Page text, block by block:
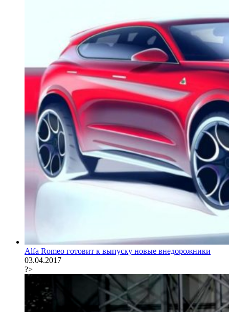
Alfa Romeo готовит к выпуску новые внедорожники
03.04.2017
?>